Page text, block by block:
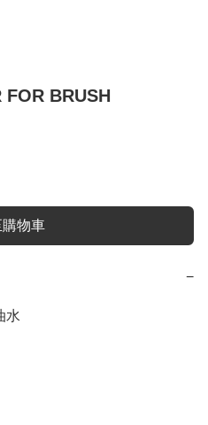
FOR BRUSH
購物車
−
水